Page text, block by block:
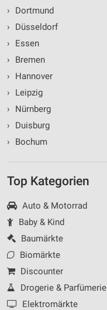
›
Dortmund
›
Düsseldorf
›
Essen
›
Bremen
›
Hannover
›
Leipzig
›
Nürnberg
›
Duisburg
›
Bochum
Top Kategorien
Auto & Motorrad
Baby & Kind
Baumärkte
Biomärkte
Discounter
Drogerie & Parfümerie
Elektromärkte